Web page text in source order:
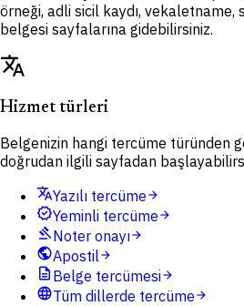
örneği, adli sicil kaydı, vekaletname,
belgesi sayfalarına gidebilirsiniz.
translate
Hizmet türleri
Belgenizin hangi tercüme türünden
doğrudan ilgili sayfadan
translateYazılı tercümearrow_forward
verifiedYeminli tercümearrow_forward
gavelNoter onayıarrow_forward
publicApostilarrow_forward
description Belge tercümesiarrow_forward
languageTüm dillerde tercümearrow_forward